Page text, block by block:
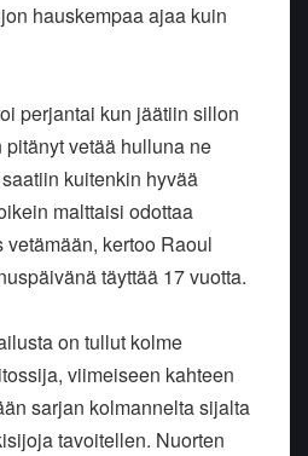
hauskempaa ajaa kuin
perjantai kun jäätiin sillon
vetää hulluna ne
kuitenkin hyvää
malttaisi odottaa
kertoo Raoul
täyttää 17 vuotta.
on tullut kolme
viimeiseen kahteen
sarjan kolmannelta sijalta
tavoitellen. Nuorten